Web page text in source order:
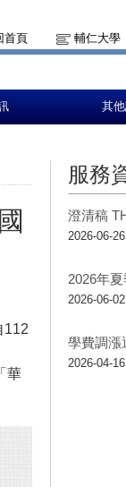
首頁 輔仁大學
其
112
華
服務
澄清稿
2026-06-26
2026年
2026-06-02
學費調漲
2026-04-16